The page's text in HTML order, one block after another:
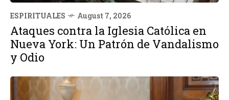
ESPIRITUALES August 7, 2026
Ataques contra la Iglesia Católica en
Nueva York: Un Patrón de Vandalismo
y Odio